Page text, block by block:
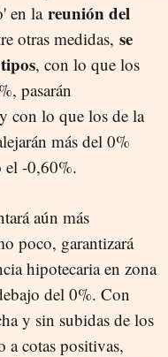
en la reunión del
otras medidas, se
, con lo que los
pasarán
con lo que los de la
más del 0%
el -0,60%.
aún más
poco, garantizará
hipotecaria en zona
del 0%. Con
y sin subidas de los
a cotas positivas,